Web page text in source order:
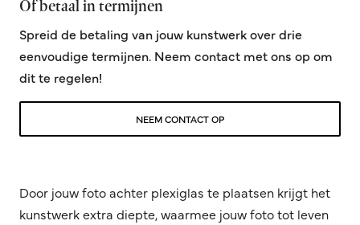
Of betaal in termijnen
Spreid de betaling van jouw kunstwerk over drie
eenvoudige termijnen. Neem contact met ons op om
dit te regelen!
NEEM CONTACT OP
Door jouw foto achter plexiglas te plaatsen krijgt het
kunstwerk extra diepte, waarmee jouw foto tot leven